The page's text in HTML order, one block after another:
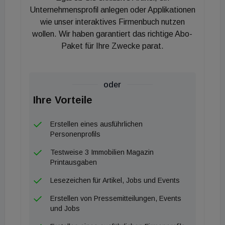
als im Februar aus (+16,6 Prozent; Einfluss: +3,20
Prozentpunkte), wozu niedrigere Kosten für
Haushaltsenergie beitrugen (März: +26,2 Prozent,
Einfluss: +1,12 Prozentpunkte; Februar: +37,3
Strom (deren bereits hohe Preisniveaus im März
2022 wurden mit den aktuellen im März 2023
verglichen). Die Entwicklung der Heizölpreise ragte
dabei besonders heraus (März: −19,0 Prozent,
Einfluss: −0,11 Prozentpunkte; Februar: +29,3
Prozent, Einfluss: +1,47 Prozentpunkte). Strom,
Rabatt sowie der Netzkostenzuschuss für GIS-
Unternehmensprofil anlegen oder Applikationen
wie unser interaktives Firmenbuch nutzen
wollen. Wir haben garantiert das richtige Abo-
Paket für Ihre Zwecke parat.
oder
Ihre Vorteile
Erstellen eines ausführlichen
Personenprofils
Testweise 3 Immobilien Magazin
Printausgaben
Lesezeichen für Artikel, Jobs und Events
Erstellen von Pressemitteilungen, Events
und Jobs